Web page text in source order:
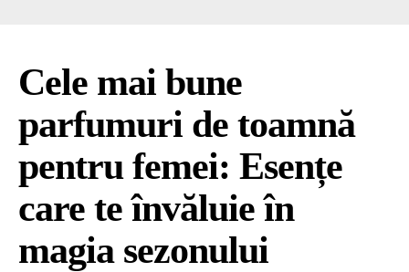
Cele mai bune
parfumuri de toamnă
pentru femei: Esențe
care te învăluie în
magia sezonului